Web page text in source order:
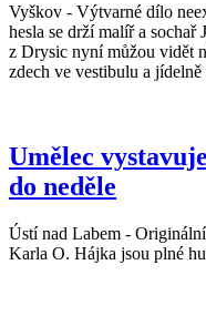
Vyškov - Výtvarné dílo
hesla se drží malíř a
z Drysic nyní můžou vidět
zdech ve vestibulu a
Umělec
do neděle
Ústí nad Labem -
Karla O. Hájka jsou plné